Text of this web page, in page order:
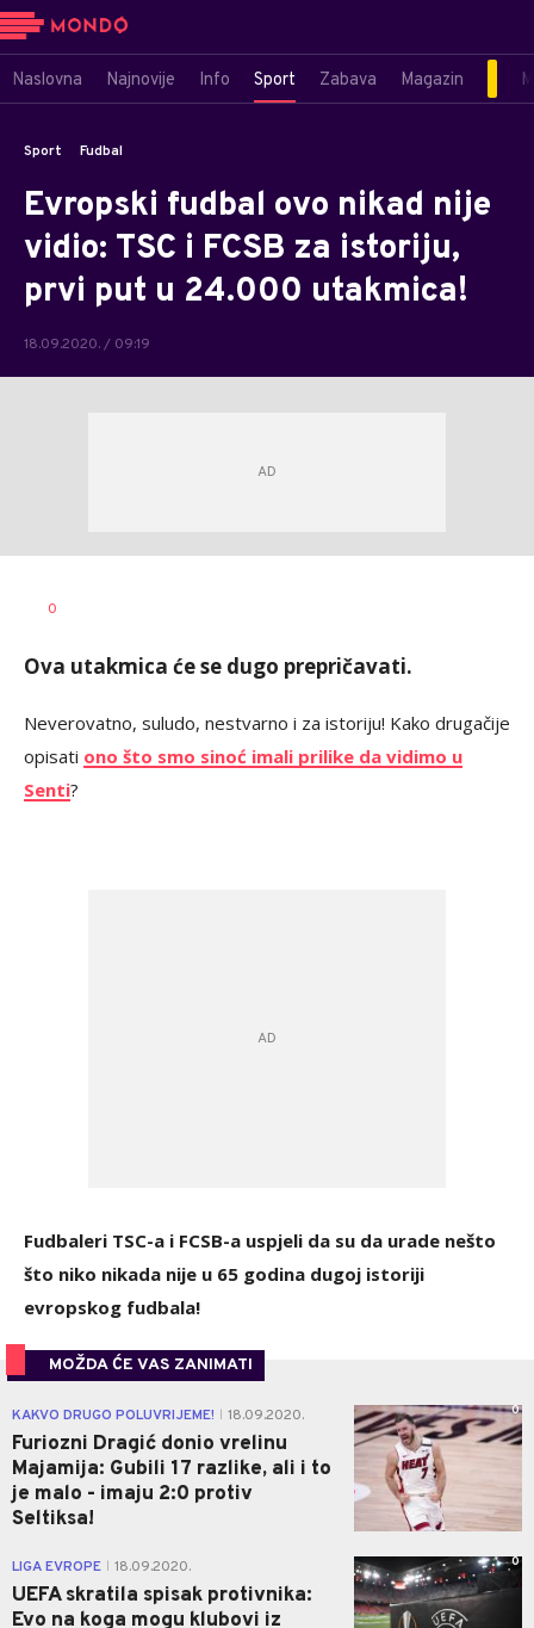
Naslovna Najnovije Info Sport Zabava Magazin
Sport Fudbal
Evropski fudbal ovo nikad nije
vidio: TSC i FCSB za istoriju,
prvi put u 24.000 utakmica!
18.09.2020. / 09:19
AUTOR
0
Ova utakmica će se dugo prepričavati.
Neverovatno, suludo, nestvarno i za istoriju! Kako drugačije
opisati ono što smo sinoć imali prilike da vidimo u
Senti?
Fudbaleri TSC-a i FCSB-a uspjeli da su da urade nešto
što niko nikada nije u 65 godina dugoj istoriji
evropskog fudbala!
MOŽDA ĆE VAS ZANIMATI
KAKVO DRUGO POLUVRIJEME! 18.09.2020.
Furiozni Dragić donio vrelinu
Majamija: Gubili 17 razlike, ali i to
je malo - imaju 2:0 protiv
Seltiksa!
0
LIGA EVROPE 18.09.2020.
UEFA skratila spisak protivnika:
Evo na koga mogu klubovi iz
0